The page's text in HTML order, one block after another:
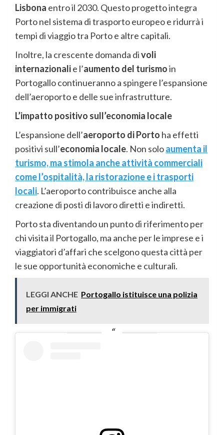
Lisbona entro il 2030. Questo progetto integra
Porto nel sistema di trasporto europeo e ridurrà i
tempi di viaggio tra Porto e altre capitali.
Inoltre, la crescente domanda divoli
internazionalie l’aumento del turismoin
Portogallo continueranno a spingere l’espansione
dell’aeroporto e delle sue infrastrutture.
L’impatto positivo sull’economia locale
L’espansione dell’aeroporto di Porto ha effetti
positivi sull’economia locale. Non soloaumenta il
turismo, ma stimola anche attività commerciali
come l’ospitalità, la ristorazione e i trasporti
locali. L’aeroporto contribuisce anche alla
creazione di posti di lavoro diretti e indiretti.
Porto sta diventando un punto di riferimento per
chi visita il Portogallo, ma anche per le imprese e i
viaggiatori d’affari che scelgono questa città per
le sue opportunità economiche e culturali.
LEGGI ANCHE Portogallo istituisce una polizia
per immigrati